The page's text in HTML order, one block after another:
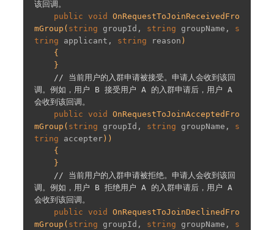
该回调。
public void
OnRequestToJoinReceivedFro
mGroup ( string groupId, string groupName, s
tring applicant, string reason )
{
// 当前用户的入群申请被接受。申请人会收到该回
调。例如，用户 B 接受用户 A 的入群申请后，用户 A
会收到该回调。
public void
OnRequestToJoinAcceptedFro
mGroup ( string groupId, string groupName, s
tring accepter ))
{
// 当前用户的入群申请被拒绝。申请人会收到该回
调。例如，用户 B 拒绝用户 A 的入群申请后，用户 A
会收到该回调。
public void
OnRequestToJoinDeclinedFro
mGroup ( string groupId, string groupName, s